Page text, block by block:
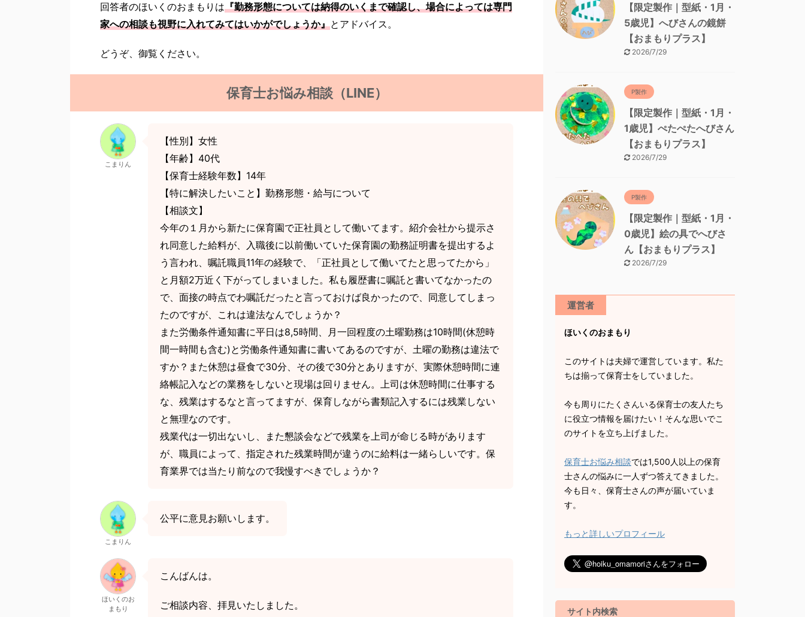
回答者のほいくのおまもりは『勤務形態については納得のいくまで確認し、場合によっては専門
家への相談も視野に入れてみてはいかがでしょうか』とアドバイス。
どうぞ、御覧ください。
保育士お悩み相談（LINE）
こまりん
【性別】女性
【年齢】40代
【保育士経験年数】14年
【特に解決したいこと】勤務形態・給与について
【相談文】
今年の１月から新たに保育園で正社員として働いてます。紹介会社から提示さ
れ同意した給料が、入職後に以前働いていた保育園の勤務証明書を提出するよ
う言われ、嘱託職員11年の経験で、「正社員として働いてたと思ってたから」
と月額2万近く下がってしまいました。私も履歴書に嘱託と書いてなかったの
で、面接の時点でわ嘱託だったと言っておけば良かったので、同意してしまっ
たのですが、これは違法なんでしょうか？
また労働条件通知書に平日は8,5時間、月一回程度の土曜勤務は10時間(休憩時
間一時間も含む)と労働条件通知書に書いてあるのですが、土曜の勤務は違法で
すか？また休憩は昼食で30分、その後で30分とありますが、実際休憩時間に連
絡帳記入などの業務をしないと現場は回りません。上司は休憩時間に仕事する
な、残業はするなと言ってますが、保育しながら書類記入するには残業しない
と無理なのです。
残業代は一切出ないし、また懇談会などで残業を上司が命じる時があります
が、職員によって、指定された残業時間が違うのに給料は一緒らしいです。保
育業界では当たり前なので我慢すべきでしょうか？
こまりん
公平に意見お願いします。
ほいくのお
まもり
こんばんは。
ご相談内容、拝見いたしました。
【限定製作｜型紙・1月・
5歳児】へびさんの鏡餅
【おまもりプラス】
2026/7/29
P製作
【限定製作｜型紙・1月・
1歳児】ぺたぺたへびさん
【おまもりプラス】
2026/7/29
P製作
【限定製作｜型紙・1月・
0歳児】絵の具でへびさ
ん【おまもりプラス】
2026/7/29
運営者
ほいくのおまもり
このサイトは夫婦で運営しています。私た
ちは揃って保育士をしていました。
今も周りにたくさんいる保育士の友人たち
に役立つ情報を届けたい！そんな思いでこ
のサイトを立ち上げました。
保育士お悩み相談では1,500人以上の保育
士さんの悩みに一人ずつ答えてきました。
今も日々、保育士さんの声が届いていま
す。
もっと詳しいプロフィール
サイト内検索